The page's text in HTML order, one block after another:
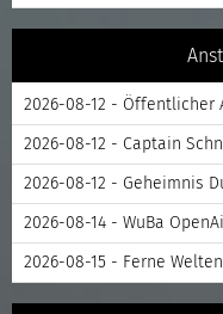
2026-08-12 - Öffentlicher
2026-08-12 - Captain
2026-08-12 - Geheimnis
2026-08-14 - WuBa
2026-08-15 - Ferne